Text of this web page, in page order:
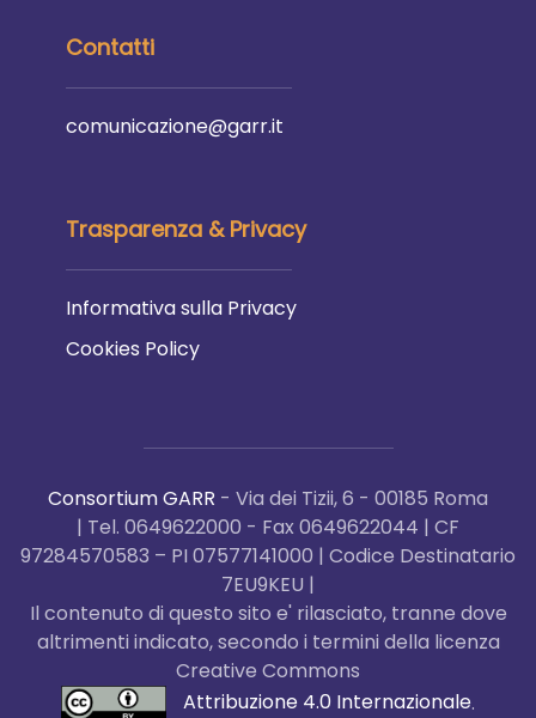
Contatti
comunicazione@garr.it
Trasparenza & Privacy
Informativa sulla Privacy
Cookies Policy
Consortium GARR - Via dei Tizii, 6 - 00185 Roma
| Tel. 0649622000 - Fax 0649622044 | CF
97284570583 – PI 07577141000 | Codice Destinatario
7EU9KEU |
Il contenuto di questo sito e' rilasciato, tranne dove
altrimenti indicato, secondo i termini della licenza
Creative Commons
Attribuzione 4.0 Internazionale.